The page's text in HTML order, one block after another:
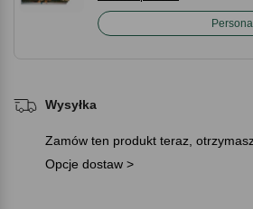
Wysyłka
Zamów ten produkt teraz,
Opcje dostaw >